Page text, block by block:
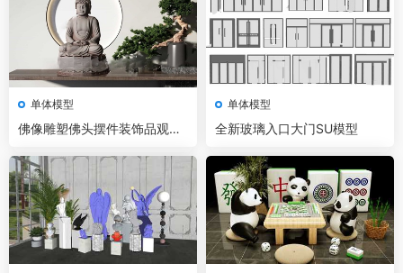
单体模型
佛像雕塑佛头摆件装饰品观音
单体模型
全新玻璃入口大门SU模型